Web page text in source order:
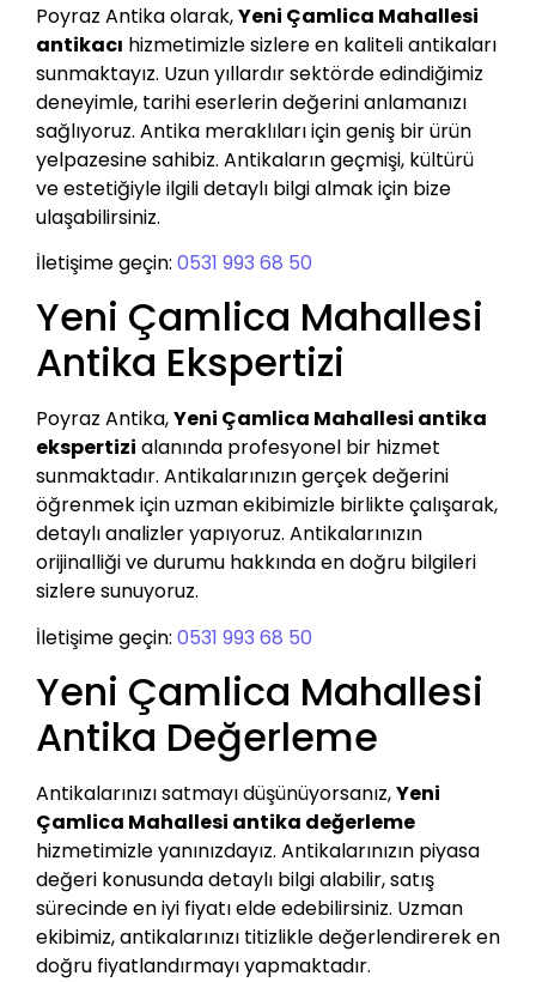
Poyraz Antika olarak,Yeni Çamlica Mahallesi
antikacı hizmetimizle sizlere en kaliteli antikaları
sunmaktayız. Uzun yıllardır sektörde edindiğimiz
deneyimle, tarihi eserlerin değerini anlamanızı
sağlıyoruz. Antika meraklıları için geniş bir ürün
yelpazesine sahibiz. Antikaların geçmişi, kültürü
ve estetiğiyle ilgili detaylı bilgi almak için bize
ulaşabilirsiniz.
İletişime geçin: 0531 993 68 50
Yeni Çamlica Mahallesi
Antika Ekspertizi
Poyraz Antika,Yeni Çamlica Mahallesi antika
ekspertizi alanında profesyonel bir hizmet
sunmaktadır. Antikalarınızın gerçek değerini
öğrenmek için uzman ekibimizle birlikte çalışarak,
detaylı analizler yapıyoruz. Antikalarınızın
orijinalliği ve durumu hakkında en doğru bilgileri
sizlere sunuyoruz.
İletişime geçin: 0531 993 68 50
Yeni Çamlica Mahallesi
Antika Değerleme
Antikalarınızı satmayı düşünüyorsanız,Yeni
Çamlica Mahallesi antika değerleme
hizmetimizle yanınızdayız. Antikalarınızın piyasa
değeri konusunda detaylı bilgi alabilir, satış
sürecinde en iyi fiyatı elde edebilirsiniz. Uzman
ekibimiz, antikalarınızı titizlikle değerlendirerek en
doğru fiyatlandırmayı yapmaktadır.